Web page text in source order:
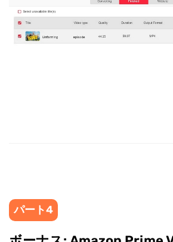
パート4